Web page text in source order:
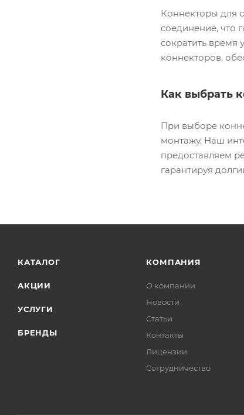
Коннекторы для
соединение, что
сократить время
коннекторов,
Как выбрать
При выборе
монтажу. Наш
предоставляем
гарантируя
КАТАЛОГ
АКЦИИ
УСЛУГИ
БРЕНДЫ
КОМПАНИЯ
О компании
Новости
Статьи
Контакты
Лицензии
Сотрудничество